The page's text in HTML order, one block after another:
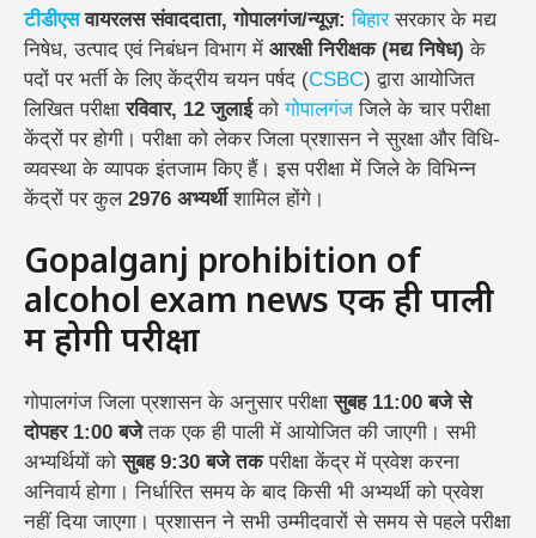
टीडीएसवायरलस संवाददाता, गोपालगंज/न्यूज़: बिहारसरकार के मद्य
निषेध, उत्पाद एवं निबंधन विभाग में आरक्षी निरीक्षक (मद्य निषेध) के
पदों पर भर्ती के लिए केंद्रीय चयन पर्षद (CSBC) द्वारा आयोजित
लिखित परीक्षारविवार, 12 जुलाईकोगोपालगंजजिले के चार परीक्षा
केंद्रों पर होगी। परीक्षा को लेकर जिला प्रशासन ने सुरक्षा और विधि-
व्यवस्था के व्यापक इंतजाम किए हैं। इस परीक्षा में जिले के विभिन्न
केंद्रों पर कुल 2976 अभ्यर्थीशामिल होंगे।
Gopalganj prohibition of
alcohol exam news एक ही पाली
में होगी परीक्षा
गोपालगंज जिला प्रशासन के अनुसार परीक्षासुबह 11:00 बजे से
दोपहर 1:00 बजेतक एक ही पाली में आयोजित की जाएगी। सभी
अभ्यर्थियों कोसुबह 9:30 बजे तकपरीक्षा केंद्र में प्रवेश करना
अनिवार्य होगा। निर्धारित समय के बाद किसी भी अभ्यर्थी को प्रवेश
नहीं दिया जाएगा। प्रशासन ने सभी उम्मीदवारों से समय से पहले परीक्षा